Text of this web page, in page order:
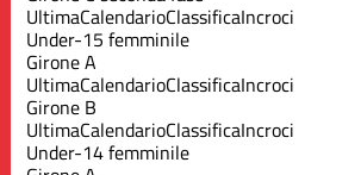
UltimaCalendarioClassificaIncroci
Under-15 femminile
Girone A
UltimaCalendarioClassificaIncroci
Girone B
UltimaCalendarioClassificaIncroci
Under-14 femminile